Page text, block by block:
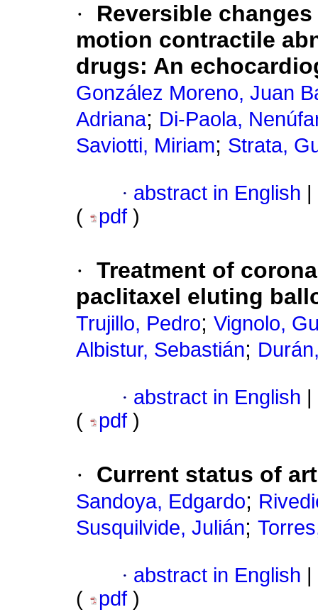
·
Reversible
motion contractile
drugs: An
González Moreno, Juan
Adriana; Di-Paola,
Saviotti, Miriam; Strata,
· abstract in English
(
pdf )
· Treatment of
paclitaxel eluting
Trujillo, Pedro; Vignolo,
Albistur, Sebastián;
· abstract in English
(
pdf )
· Current status of
Sandoya, Edgardo;
Susquilvide, Julián;
· abstract in English
(
pdf )